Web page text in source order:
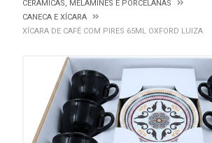
CERÂMICAS, MELAMINES E PORCELANAS
CANECA E XÍCARA
XÍCARA DE CAFÉ COM PIRES 65ML OXFORD LUIZA